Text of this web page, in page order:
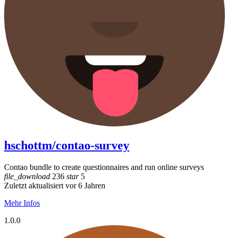
hschottm/contao-survey
Contao bundle to create questionnaires and run online surveys
file_download 236 star5
Zuletzt aktualisiert vor 6 Jahren
Mehr Infos
1.0.0